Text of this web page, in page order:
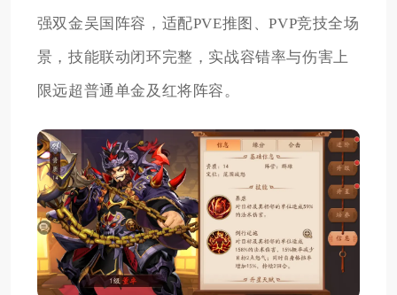
强双金吴国阵容，适配PVE推图、PVP竞技全场
景，技能联动闭环完整，实战容错率与伤害上
限远超普通单金及红将阵容。